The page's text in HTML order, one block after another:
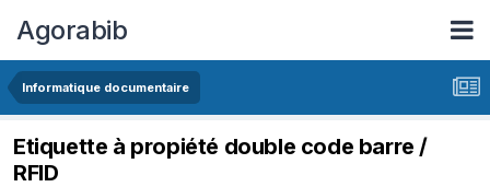
Agorabib
Informatique documentaire
Etiquette à propiété double code barre /
RFID